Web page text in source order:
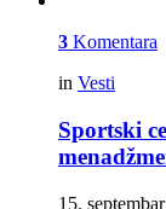
3 Komentara
in Vesti
Sportski
15.